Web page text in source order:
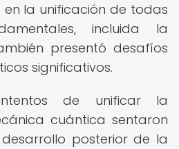
la unificación de todas
incluida la
presentó desafíos
significativos.
de unificar la
cuántica sentaron
posterior de la